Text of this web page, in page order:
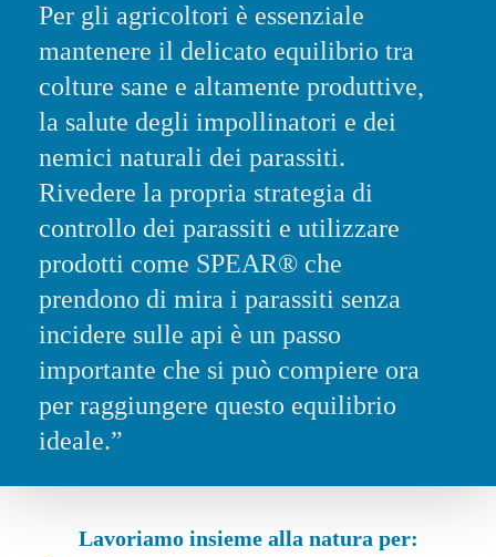
Per gli agricoltori è essenziale
mantenere il delicato equilibrio tra
colture sane e altamente produttive,
la salute degli impollinatori e dei
nemici naturali dei parassiti.
Rivedere la propria strategia di
controllo dei parassiti e utilizzare
prodotti come SPEAR® che
prendono di mira i parassiti senza
incidere sulle api è un passo
importante che si può compiere ora
per raggiungere questo equilibrio
ideale.”
Lavoriamo insieme alla natura per: